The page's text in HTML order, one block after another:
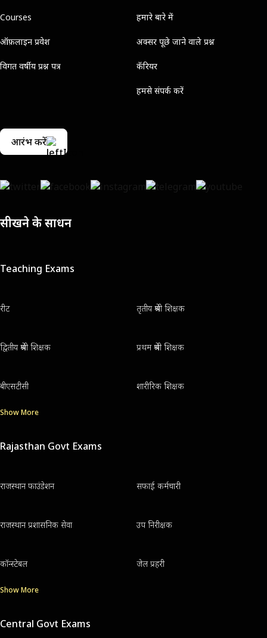
Courses
ऑफ़लाइन प्रवेश
विगत वर्षीय प्रश्न पत्र
हमारे बारे में
अक्सर पूछे जाने वाले प्रश्न
कॅरियर
हमसे संपर्क करें
आरंभ करें
सीखने के साधन
Teaching Exams
रीट तृतीय श्रेणी शिक्षक
द्वितीय श्रेणी शिक्षक प्रथम श्रेणी शिक्षक
बीएसटीसी शारीरिक शिक्षक
Show More
Rajasthan Govt Exams
राजस्थान फाउंडेशन सफाई कर्मचारी
राजस्थान प्रशासनिक सेवा उप निरीक्षक
कॉन्स्टेबल जेल प्रहरी
Show More
Central Govt Exams